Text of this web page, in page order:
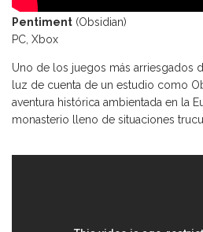
Pentiment (Obsidian)
PC, Xbox
Uno de los juegos más arriesgados
luz de cuenta de un estudio como
aventura histórica ambientada en la
monasterio lleno de situaciones